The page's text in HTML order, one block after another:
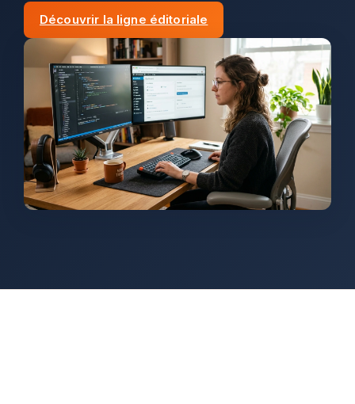
Découvrir la ligne éditoriale